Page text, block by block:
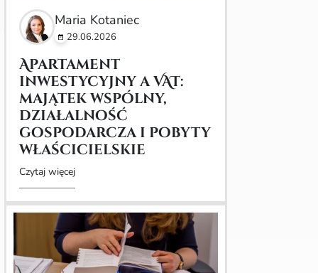
Maria Kotaniec
29.06.2026
Apartament
inwestycyjny a VAT:
majątek wspólny,
działalność
gospodarcza i pobyty
właścicielskie
Czytaj więcej